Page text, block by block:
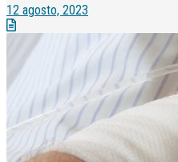
12 agosto, 2023